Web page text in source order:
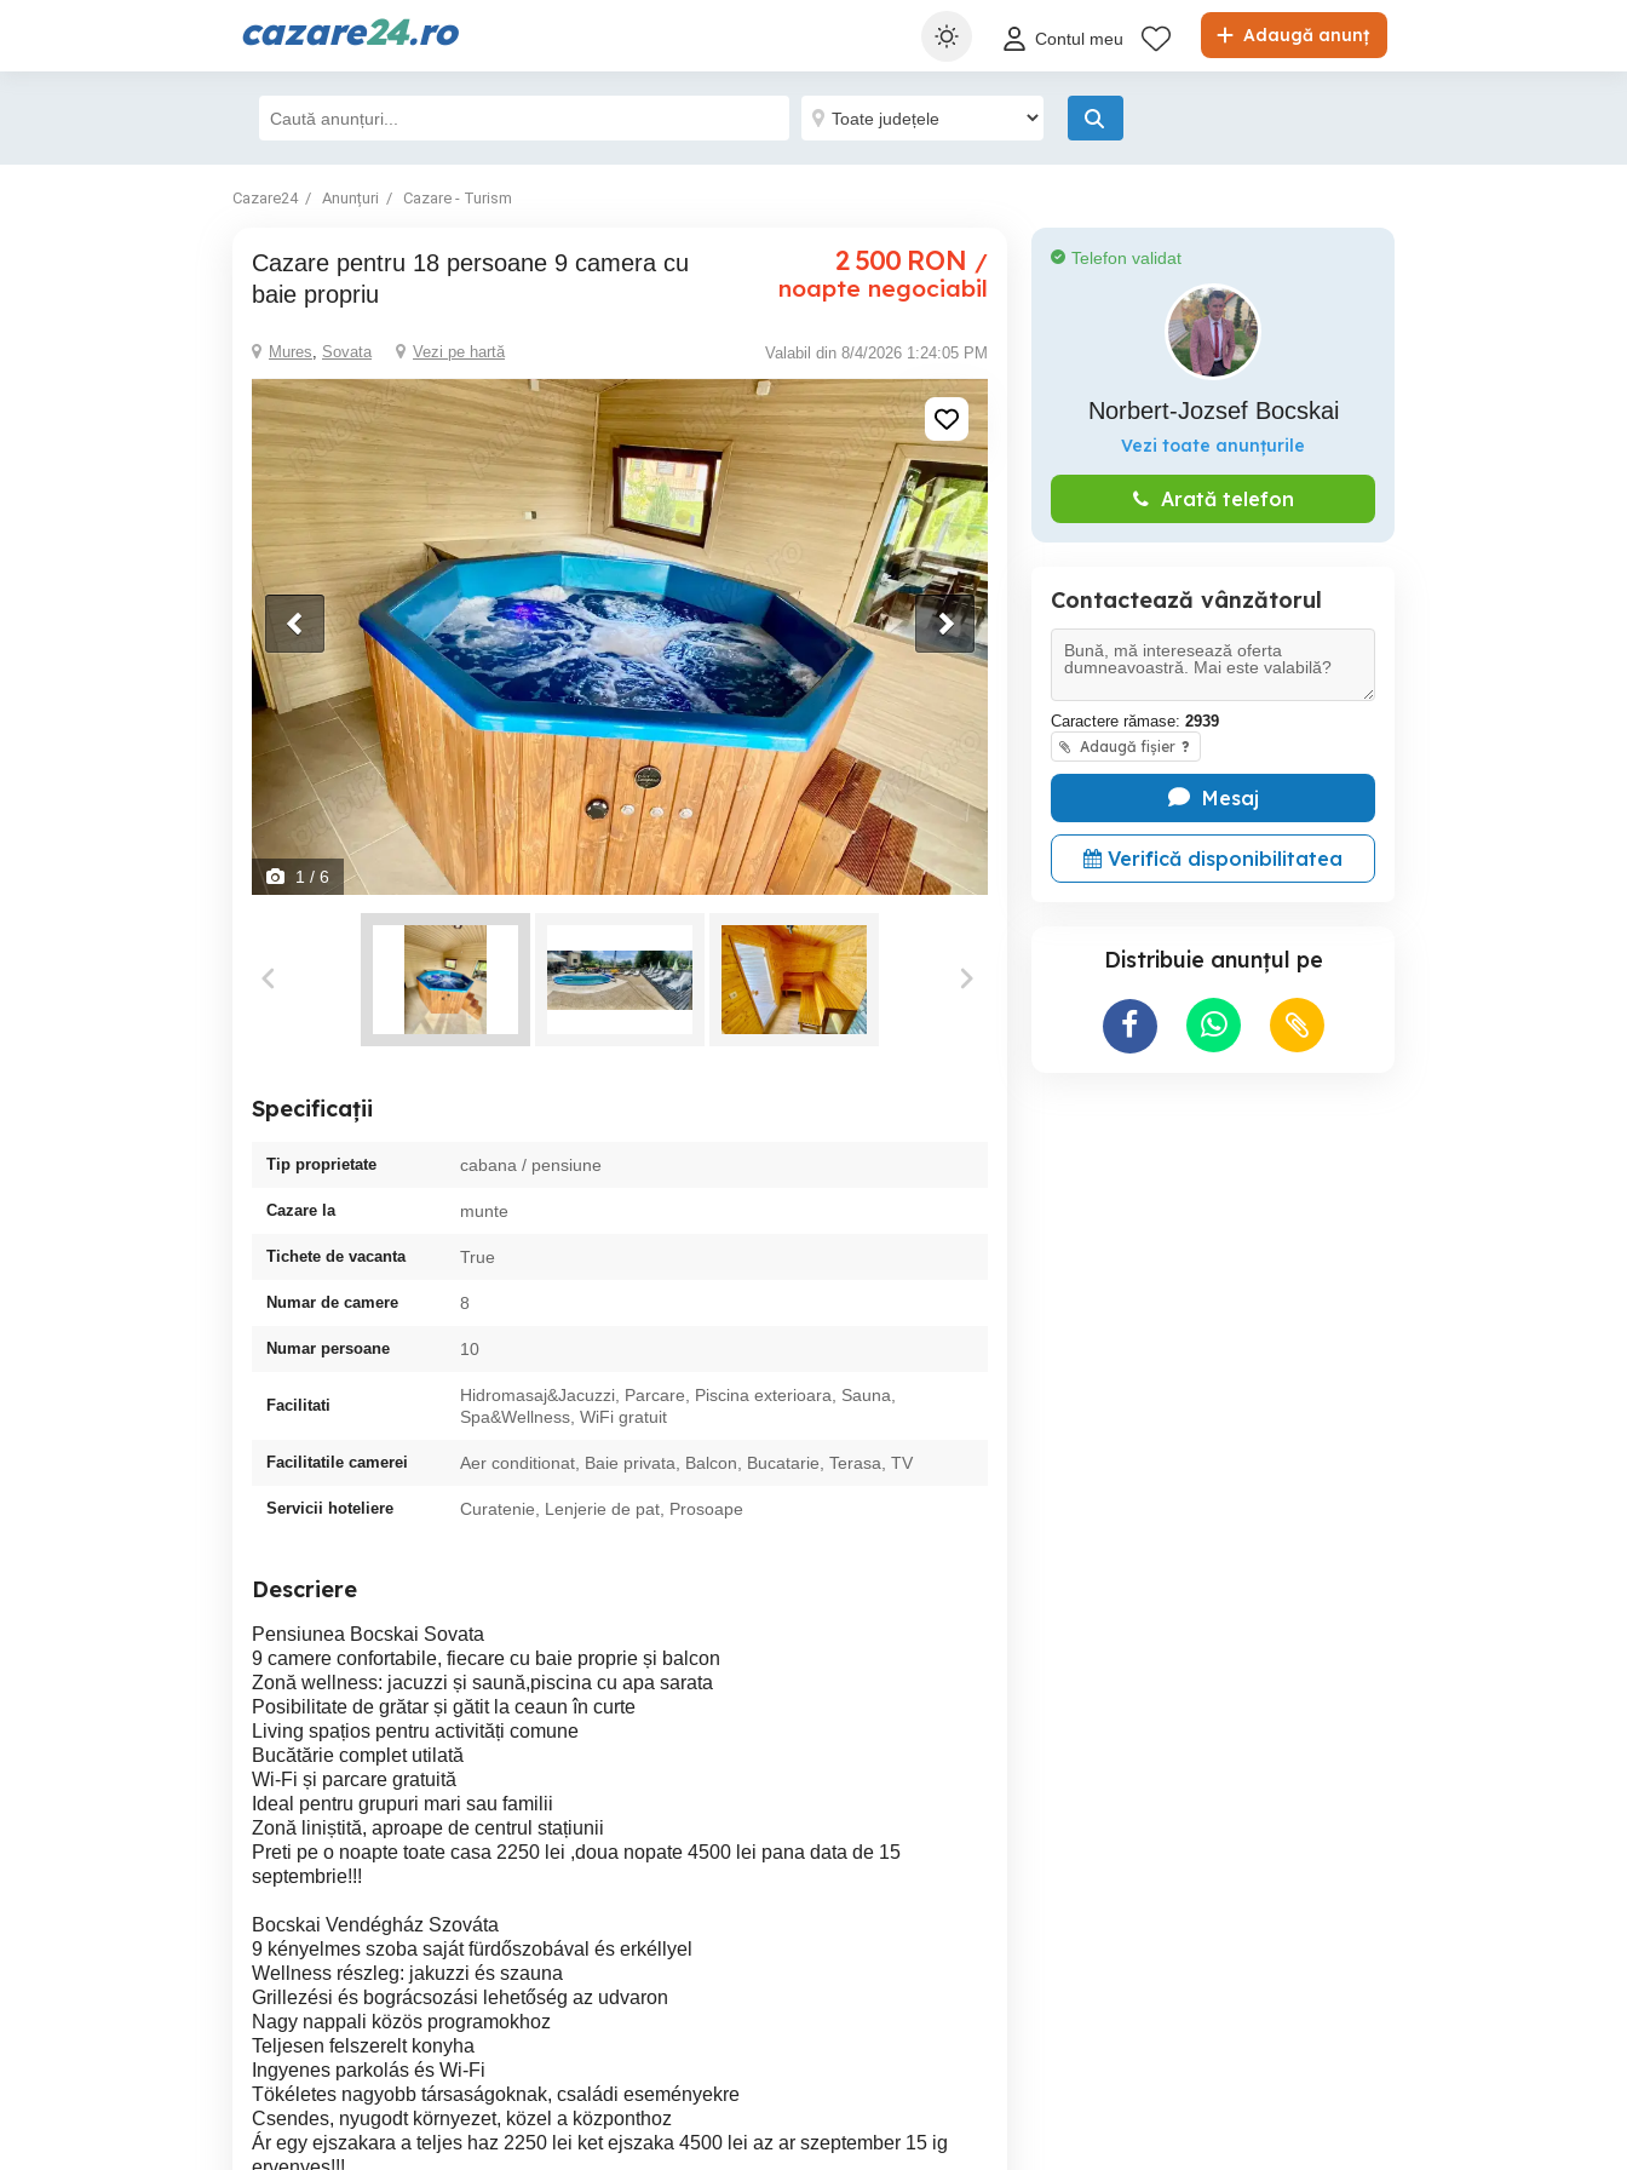
cazare24.ro Adaugă anunț
Contul meu
Cazare24 Anunțuri Cazare - Turism
Cazare pentru 18 persoane 9 camera cu
baie propriu
2 500 RON /
noapte negociabil
Mures, Sovata Vezi pe hartă Valabil din 8/4/2026 1:24:05 PM
1 / 6
Specificații
Tip proprietate cabana / pensiune
Cazare la munte
Tichete de vacanta True
Numar de camere 8
Numar persoane 10
Facilitati
Hidromasaj&Jacuzzi, Parcare, Piscina exterioara, Sauna,
Spa&Wellness, WiFi gratuit
Facilitatile camerei Aer conditionat, Baie privata, Balcon, Bucatarie, Terasa, TV
Servicii hoteliere Curatenie, Lenjerie de pat, Prosoape
Descriere
Pensiunea Bocskai Sovata
9 camere confortabile, fiecare cu baie proprie și balcon
Zonă wellness: jacuzzi și saună,piscina cu apa sarata
Posibilitate de grătar și gătit la ceaun în curte
Living spațios pentru activități comune
Bucătărie complet utilată
Wi-Fi și parcare gratuită
Ideal pentru grupuri mari sau familii
Zonă liniștită, aproape de centrul stațiunii
Preti pe o noapte toate casa 2250 lei ,doua nopate 4500 lei pana data de 15
septembrie!!!
Bocskai Vendégház Szováta
9 kényelmes szoba saját fürdőszobával és erkéllyel
Wellness részleg: jakuzzi és szauna
Grillezési és bográcsozási lehetőség az udvaron
Nagy nappali közös programokhoz
Teljesen felszerelt konyha
Ingyenes parkolás és Wi-Fi
Tökéletes nagyobb társaságoknak, családi eseményekre
Csendes, nyugodt környezet, közel a központhoz
Ár egy ejszakara a teljes haz 2250 lei ket ejszaka 4500 lei az ar szeptember 15 ig
Telefon validat
Norbert-Jozsef Bocskai
Vezi toate anunțurile
Arată telefon
Contactează vânzătorul
Caractere rămase: 2939
Adaugă fișier ?
Mesaj
Verifică disponibilitatea
Distribuie anunțul pe